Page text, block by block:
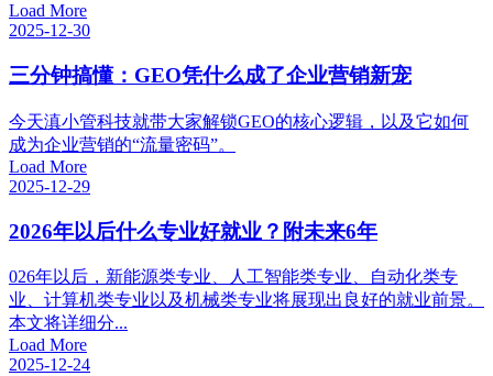
Load More
2025-12-30
三分钟搞懂：GEO凭什么成了企业营销新宠
今天滇小管科技就带大家解锁GEO的核心逻辑，以及它如何
成为企业营销的“流量密码”。
Load More
2025-12-29
2026年以后什么专业好就业？附未来6年
026年以后，新能源类专业、人工智能类专业、自动化类专
业、计算机类专业以及机械类专业将展现出良好的就业前景。
本文将详细分...
Load More
2025-12-24